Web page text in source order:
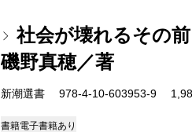
社会が壊れるその
磯野真穂／著
新潮選書 978-4-10-603953-9
書籍電子書籍あり